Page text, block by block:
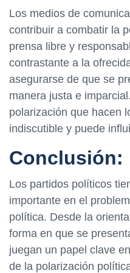
Los medios de
contribuir a combatir la
prensa libre y
contrastante a la
asegurarse de que se
manera justa e
polarización que hacen
indiscutible y puede
Conclusión:
Los partidos políticos
importante en el
política. Desde la
forma en que se
juegan un papel clave
de la polarización